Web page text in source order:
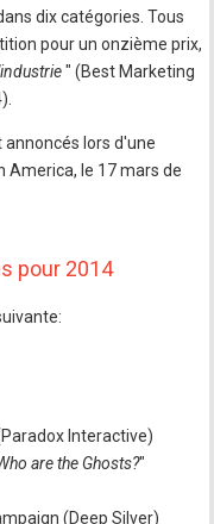
dix catégories. Tous
pour un onzième prix,
" (Best Marketing
annoncés lors d'une
America, le 17 mars de
pour 2014
Interactive)
are the Ghosts?"
(Deep Silver)